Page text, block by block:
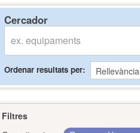
Cercador
Ordenar resultats per
Filtres